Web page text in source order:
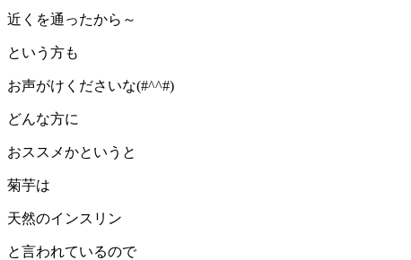
近くを通ったから～
という方も
お声がけくださいな(#^^#)
どんな方に
おススメかというと
菊芋は
天然のインスリン
と言われているので